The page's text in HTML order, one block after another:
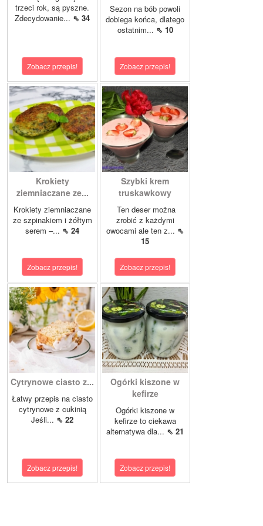
trzeci rok, są pyszne.
Zdecydowanie... ⇖ 34
Zobacz przepis!
Sezon na bób powoli
dobiega końca, dlatego
ostatnim... ⇖ 10
Zobacz przepis!
Krokiety
ziemniaczane ze...
Krokiety ziemniaczane
ze szpinakiem i żółtym
serem –... ⇖ 24
Zobacz przepis!
Szybki krem
truskawkowy
Ten deser można
zrobić z każdymi
owocami ale ten z... ⇖
15
Zobacz przepis!
Cytrynowe ciasto z...
Łatwy przepis na ciasto
cytrynowe z cukinią
Jeśli... ⇖ 22
Zobacz przepis!
Ogórki kiszone w
kefirze
Ogórki kiszone w
kefirze to ciekawa
alternatywa dla... ⇖ 21
Zobacz przepis!